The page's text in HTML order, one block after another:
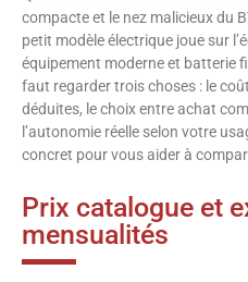
compacte et le nez malicieux du
petit modèle électrique joue sur
équipement moderne et batterie
faut regarder trois choses : le
déduites, le choix entre achat
l’autonomie réelle selon votre
concret pour vous aider à
Prix catalogue et
mensualités